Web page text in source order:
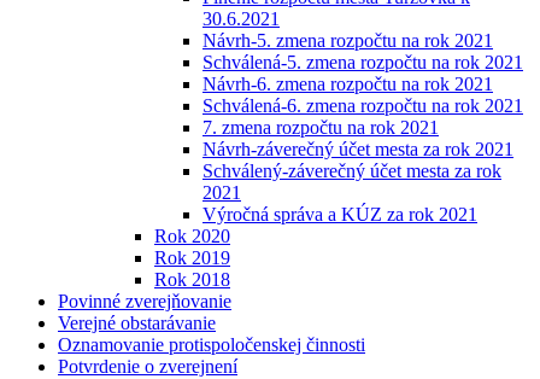
30.6.2021
Návrh-5. zmena rozpočtu na rok 2021
Schválená-5. zmena rozpočtu na rok 2021
Návrh-6. zmena rozpočtu na rok 2021
Schválená-6. zmena rozpočtu na rok 2021
7. zmena rozpočtu na rok 2021
Návrh-záverečný účet mesta za rok 2021
Schválený-záverečný účet mesta za rok
2021
Výročná správa a KÚZ za rok 2021
Rok 2020
Rok 2019
Rok 2018
Povinné zverejňovanie
Verejné obstarávanie
Oznamovanie protispoločenskej činnosti
Potvrdenie o zverejnení